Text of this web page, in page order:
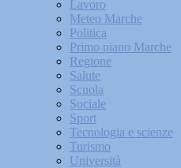
Lavoro
Meteo Marche
Politica
Primo piano Marche
Regione
Salute
Scuola
Sociale
Sport
Tecnologia e scienze
Turismo
Università